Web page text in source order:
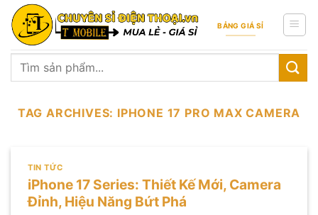
Skip
content
BẢNG GIÁ SỈ
Tìm
TAG ARCHIVES: IPHONE 17 PRO MAX CAMERA
TIN TỨC
iPhone 17 Series: Thiết Kế Mới, Camera
Đỉnh, Hiệu Năng Bứt Phá